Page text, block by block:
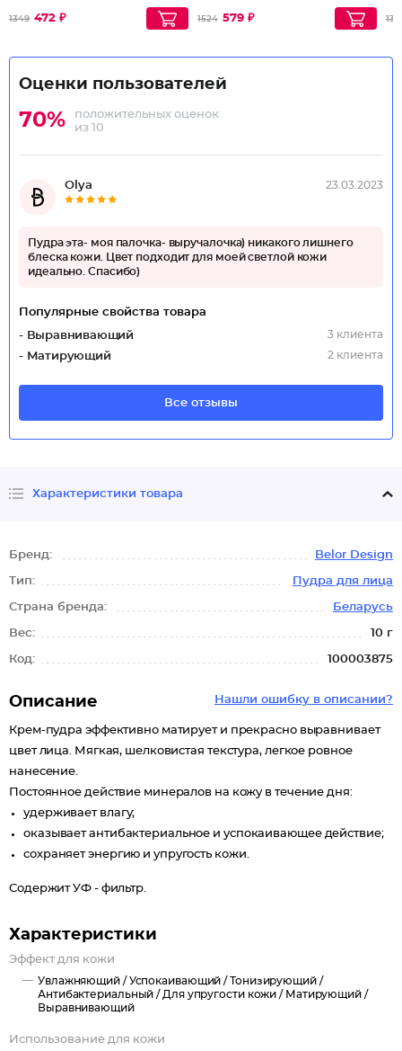
1349 472 ₽ 1524 579 ₽
Оценки пользователей
70%
положительных оценок
из 10
Olya 23.03.2023
Пудра эта- моя палочка- выручалочка) никакого лишнего
блеска кожи. Цвет подходит для моей светлой кожи
идеально. Спасибо)
Популярные свойства товара
- Выравнивающий
3 клиента
- Матирующий 2 клиента
Все отзывы
Характеристики товара
Бренд: Belor Design
Тип: Пудра для лица
Страна бренда: Беларусь
Вес: 10 г
Код: 100003875
Нашли ошибку в описании?
Описание
Крем-пудра эффективно матирует и прекрасно выравнивает
цвет лица. Мягкая, шелковистая текстура, легкое ровное
нанесение.
Постоянное действие минералов на кожу в течение дня:
удерживает влагу;
оказывает антибактериальное и успокаивающее действие;
cохраняет энергию и упругость кожи.
Содержит УФ - фильтр.
Характеристики
Эффект для кожи
Увлажняющий /Успокаивающий /Тонизирующий /
Антибактериальный / Для упругости кожи / Матирующий /
Выравнивающий
Использование для кожи